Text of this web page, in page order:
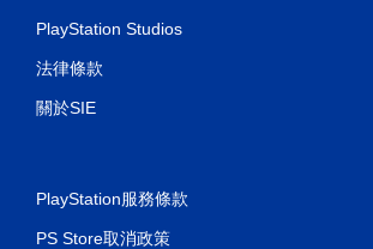
PlayStation Studios
法律條款
關於SIE
PlayStation服務條款
PS Store取消政策